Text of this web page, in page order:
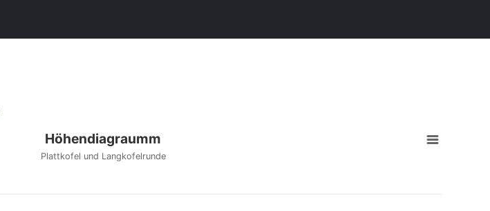
Höhendiagraumm
Plattkofel und Langkofelrunde